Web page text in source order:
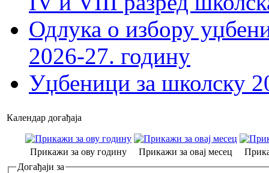
Одлука о избору
2026-27. годину
Уџбеници за школску
Календар догађаја
Прикажи за ову годину Прикажи за овај месец
Догађаји за